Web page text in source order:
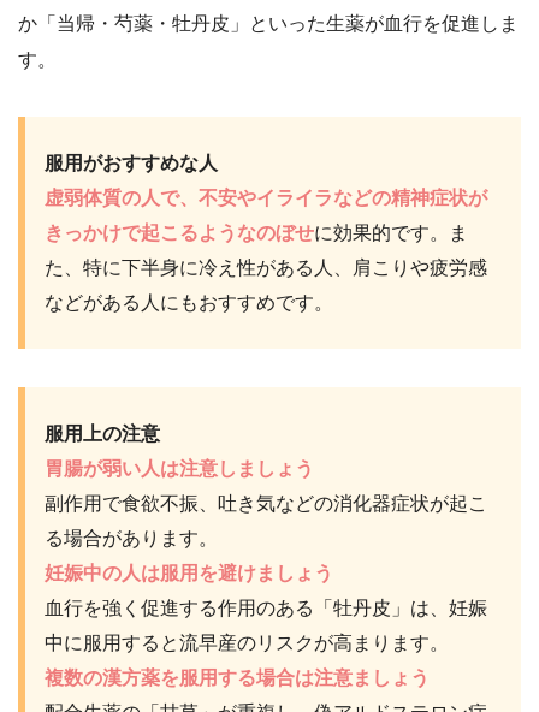
か「当帰・芍薬・牡丹皮」といった生薬が血行を促進しま
す。
服用がおすすめな人
虚弱体質の人で、 不安やイライラなどの精神症状が
きっかけで起こるようなのぼせに効果的です。ま
た、特に下半身に冷え性がある人、肩こりや疲労感
などがある人にもおすすめです。
服用上の注意
胃腸が弱い人は注意しましょう
副作用で食欲不振、吐き気などの消化器症状が起こ
る場合があります。
妊娠中の人は服用を避けましょう
血行を強く促進する作用のある「牡丹皮」は、妊娠
中に服用すると流早産のリスクが高まります。
複数の漢方薬を服用する場合は注意ましょう